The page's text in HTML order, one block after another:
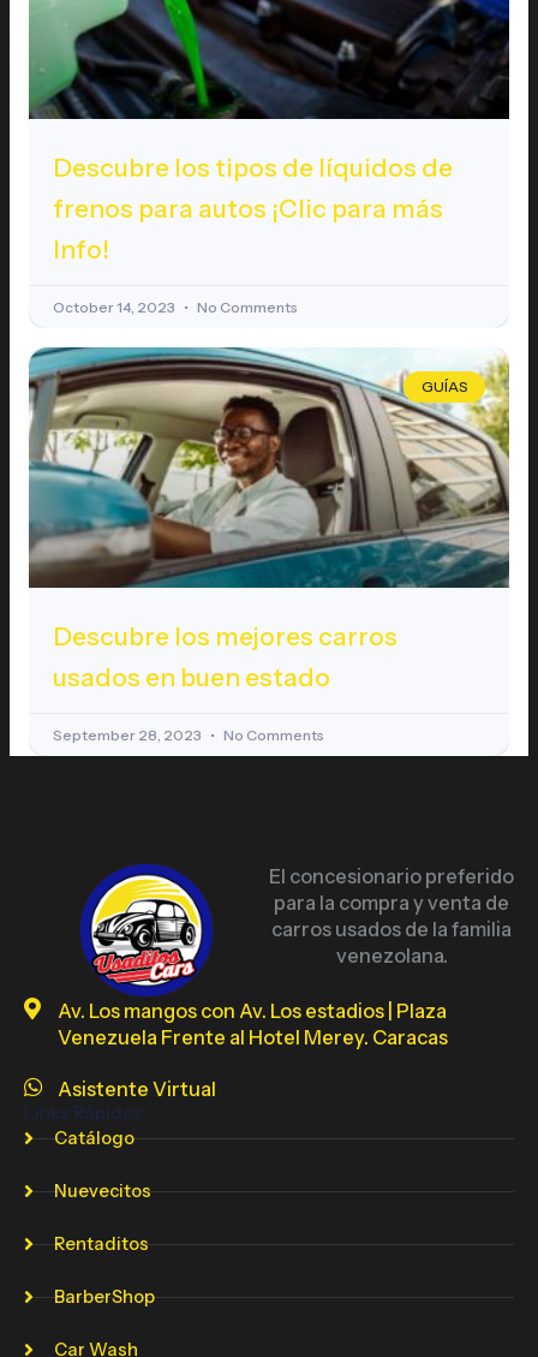
Descubre los tipos de líquidos de
frenos para autos ¡Clic para más
Info!
October 14, 2023 No Comments
GUÍAS
Descubre los mejores carros
usados en buen estado
September 28, 2023 No Comments
El concesionario preferido
para la compra y venta de
carros usados de la familia
venezolana.
Av. Los mangos con Av. Los estadios | Plaza
Venezuela Frente al Hotel Merey. Caracas
Asistente Virtual
Links Rápidos
Catálogo
Nuevecitos
Rentaditos
BarberShop
Car Wash